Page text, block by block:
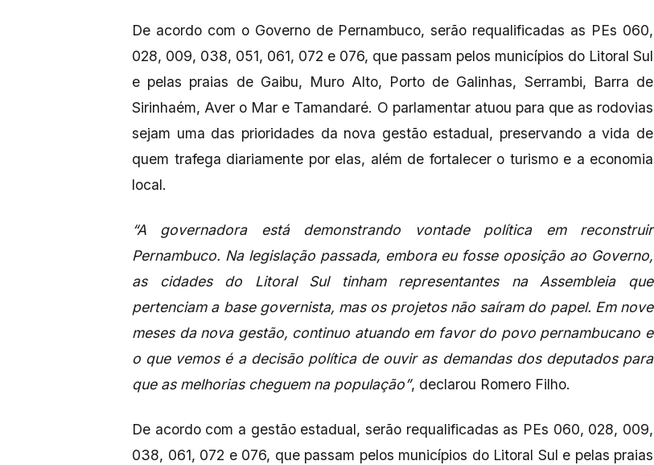
De acordo com o Governo de Pernambuco, serão requalificadas as PEs 060,
028, 009, 038, 051, 061, 072 e 076, que passam pelos municípios do Litoral Sul
e pelas praias de Gaibu, Muro Alto, Porto de Galinhas, Serrambi, Barra de
Sirinhaém, Aver o Mar e Tamandaré. O parlamentar atuou para que as rodovias
sejam uma das prioridades da nova gestão estadual, preservando a vida de
quem trafega diariamente por elas, além de fortalecer o turismo e a economia
local.
“A governadora está demonstrando vontade política em reconstruir
Pernambuco. Na legislação passada, embora eu fosse oposição ao Governo,
as cidades do Litoral Sul tinham representantes na Assembleia que
pertenciam a base governista, mas os projetos não saíram do papel. Em nove
meses da nova gestão, continuo atuando em favor do povo pernambucano e
o que vemos é a decisão política de ouvir as demandas dos deputados para
que as melhorias cheguem na população”, declarou Romero Filho.
De acordo com a gestão estadual, serão requalificadas as PEs 060, 028, 009,
038, 061, 072 e 076, que passam pelos municípios do Litoral Sul e pelas praias